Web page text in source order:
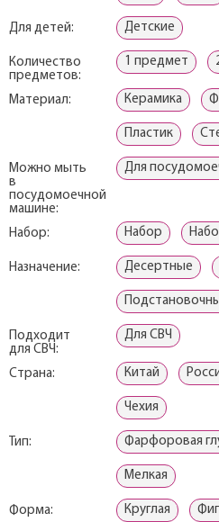
Для детей: Детские
Количество
предметов:
1 предмет
Материал: Керамика
Пластик
Можно мыть
в
посудомоечной
машине:
Для
Набор: Набор
Назначение: Десертные
Подходит
для СВЧ:
Для СВЧ
Страна: Китай
Чехия
Тип: Фарфоровая
Мелкая
Форма: Круглая